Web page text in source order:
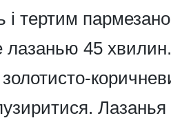
тертим
лазанью 45
Лазанья